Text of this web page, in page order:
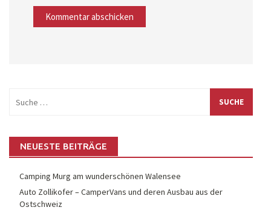
nach:
NEUESTE BEITRÄGE
Camping Murg am wunderschönen Walensee
Auto Zollikofer – CamperVans und deren Ausbau aus der
Ostschweiz